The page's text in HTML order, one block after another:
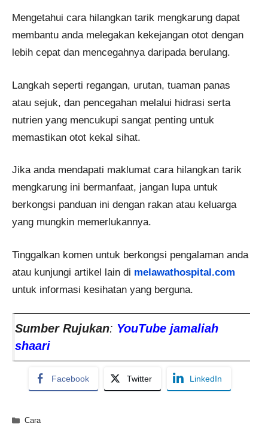
Mengetahui cara hilangkan tarik mengkarung dapat
membantu anda melegakan kekejangan otot dengan
lebih cepat dan mencegahnya daripada berulang.
Langkah seperti regangan, urutan, tuaman panas
atau sejuk, dan pencegahan melalui hidrasi serta
nutrien yang mencukupi sangat penting untuk
memastikan otot kekal sihat.
Jika anda mendapati maklumat cara hilangkan tarik
mengkarung ini bermanfaat, jangan lupa untuk
berkongsi panduan ini dengan rakan atau keluarga
yang mungkin memerlukannya.
Tinggalkan komen untuk berkongsi pengalaman anda
atau kunjungi artikel lain di melawathospital.com
untuk informasi kesihatan yang berguna.
Sumber Rujukan: YouTube jamaliah
shaari
Facebook Twitter LinkedIn
Categories
Cara